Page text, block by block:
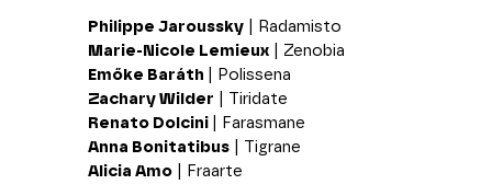
Philippe Jaroussky | Radamisto
Marie-Nicole Lemieux | Zenobia
Emőke Baráth
| Polissena
Zachary Wilder | Tiridate
Renato Dolcini
| Farasmane
Anna Bonitatibus | Tigrane
Alicia Amo | Fraarte